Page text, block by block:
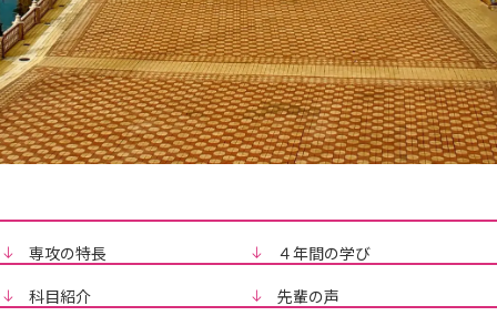
専攻の特長
４年間の学び
科目紹介
先輩の声